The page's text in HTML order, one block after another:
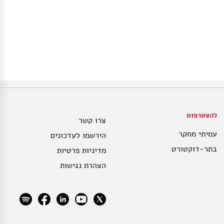
להצטרפות
עמיתי מחקר
בתר-דוקטורט
צרו קשר
הירשמו לעדכונים
מדיניות פרטיות
הצהרת נגישות